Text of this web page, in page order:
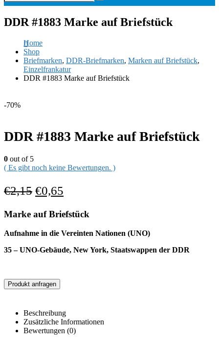
DDR #1883 Marke auf Briefstück
Home
Shop
Briefmarken, DDR-Briefmarken, Marken auf Briefstück,
Einzelfrankatur
DDR #1883 Marke auf Briefstück
-70%
DDR #1883 Marke auf Briefstück
0 out of 5
( Es gibt noch keine Bewertungen. )
€2,15 €0,65
Marke auf Briefstück
Aufnahme in die Vereinten Nationen (UNO)
35 – UNO-Gebäude, New York, Staatswappen der DDR
Produkt anfragen
Beschreibung
Zusätzliche Informationen
Bewertungen (0)